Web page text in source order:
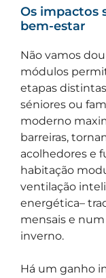
Os impactos
bem-estar
Não vamos
módulos
etapas
séniores ou
moderno
barreiras,
acolhedores e
habitação
ventilação
energética–
mensais e
inverno.
Há um ganho